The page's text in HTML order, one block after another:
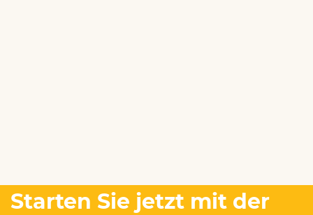
Starten Sie jetzt mit der